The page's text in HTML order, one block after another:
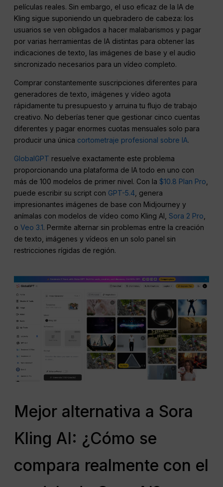
películas reales. Sin embargo, el uso eficaz de la IA de
Kling sigue suponiendo un quebradero de cabeza: los
usuarios se ven obligados a hacer malabarismos y pagar
por varias herramientas de IA distintas para obtener las
indicaciones de texto, las imágenes de base y el audio
sincronizado necesarios para un vídeo completo.
Comprar constantemente suscripciones diferentes para
generadores de texto, imágenes y vídeo agota
rápidamente tu presupuesto y arruina tu flujo de trabajo
creativo. No deberías tener que gestionar cinco cuentas
diferentes y pagar enormes cuotas mensuales solo para
producir una única cortometraje profesional sobre IA.
GlobalGPT resuelve exactamente este problema
proporcionando una plataforma de IA todo en uno con
más de 100 modelos de primer nivel. Con la$10.8 Plan Pro
puede escribir su script con GPT-5.4 , genera
impresionantes imágenes de base con Midjourney y
anímalas con modelos de vídeo como Kling AI,Sora 2 Pro
oVeo 3.1. Permite alternar sin problemas entre la creación
de texto, imágenes y vídeos en un solo panel sin
restricciones rígidas de región.
Mejor alternativa a Sora
Kling AI: ¿Cómo se
compara realmente con el